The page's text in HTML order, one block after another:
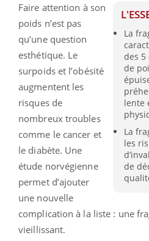
La
des
de
lente
La
les
de
Faire attention à son
poids n’est pas
qu’une question
esthétique. Le
surpoids et l’obésité
augmentent les
risques de
nombreux troubles
comme le cancer et
le diabète. Une
étude norvégienne
permet d’ajouter
une nouvelle
complication à la liste : une
vieillissant.